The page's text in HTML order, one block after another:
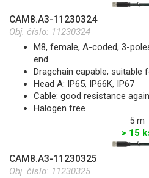
CAM8.A3-11230324
Obj. číslo: 11230324
M8, female, A-coded, 3-
end
Dragchain capable; suitable
Head A: IP65, IP66K, IP67
Cable: good resistance
Halogen free
5 m
> 15
CAM8.A3-11230325
Obj. číslo: 11230325